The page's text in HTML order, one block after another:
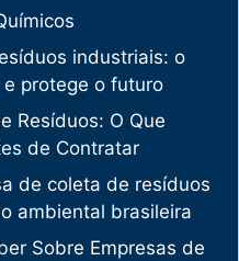
industriais: o
protege o futuro
Resíduos: O Que
de Contratar
de coleta de resíduos
ambiental brasileira
Sobre Empresas de